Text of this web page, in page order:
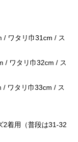
/ ワタリ巾31cm / ス
/ ワタリ巾32cm / ス
/ ワタリ巾33cm / ス
2着用（普段は31-32